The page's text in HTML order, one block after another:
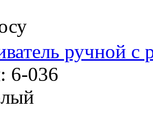
ручной с
6-036